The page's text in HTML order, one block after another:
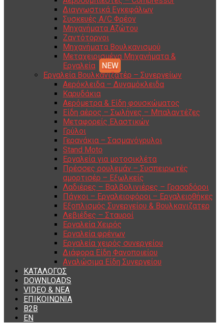
Διαγνωστικά Εγκεφάλων
Συσκευές A/C Φρέον
Μηχανήματα Αζώτου
Ζαντότορνοι
Μηχανήματα Βουλκανισμού
Μεταχειρισμένα Μηχανήματα &
Εργαλεία
Εργαλεία Βουλκανιζατέρ – Συνεργείων
Αερόκλειδα – Δυναμόκλειδα
Καρυδάκια
Αερόμετρα & Είδη φουσκώματος
Είδη αέρος – Σωλήνες – Μπαλαντέζες
Μεταφορείς Ελαστικών
Γρύλοι
Γερανάκια – Σασμανόγρυλοι
Stand Moto
Εργαλεία για μοτοσικλέτα
Πρέσσες ρουλεμάν – Συσπειρωτές
αμορτισέρ – Εξωλκείς
Λαδιέρες – Βαλβολινιέρες – Γρασαδόροι
Πάγκοι – Εργαλειοφόροι – Εργαλειοθήκες
Εξοπλισμός Συνεργείου & Βουλκανιζατερ
Λεβιέδες – Σταυροί
Εργαλεία Χειρός
Εργαλεία φρένων
Εργαλεία χειρός συνεργείου
Διάφορα Είδη Φανοποιείου
Αναλώσιμα Είδη Συνεργείου
ΚΑΤΑΛΟΓΟΣ
DOWNLOADS
VIDEO & ΝΕΑ
ΕΠΙΚΟΙΝΩΝΙΑ
B2B
ΕΝ